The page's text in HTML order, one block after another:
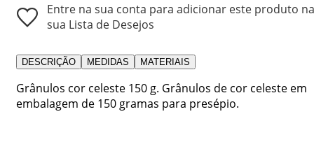
Entre na sua conta para adicionar este produto na
sua Lista de Desejos
DESCRIÇÃO MEDIDAS MATERIAIS
Grânulos cor celeste 150 g. Grânulos de cor celeste em
embalagem de 150 gramas para presépio.